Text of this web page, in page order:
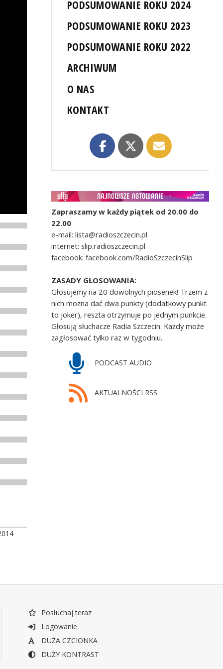
PODSUMOWANIE ROKU 2024
PODSUMOWANIE ROKU 2023
PODSUMOWANIE ROKU 2022
ARCHIWUM
O NAS
KONTAKT
Zapraszamy w każdy piątek od 20.00 do
22.00
e-mail: lista@radioszczecin.pl
internet: slip.radioszczecin.pl
facebook: facebook.com/RadioSzczecinSlip
ZASADY GŁOSOWANIA:
Głosujemy na 20 dowolnych piosenek! Trzem z
nich można dać dwa punkty (dodatkowy punkt
to joker), reszta otrzymuje po jednym punkcie.
Głosują słuchacze Radia Szczecin. Każdy może
zagłosować tylko raz w tygodniu.
PODCAST AUDIO
AKTUALNOŚCI RSS
Posłuchaj teraz
Logowanie
DUŻA CZCIONKA
DUŻY KONTRAST